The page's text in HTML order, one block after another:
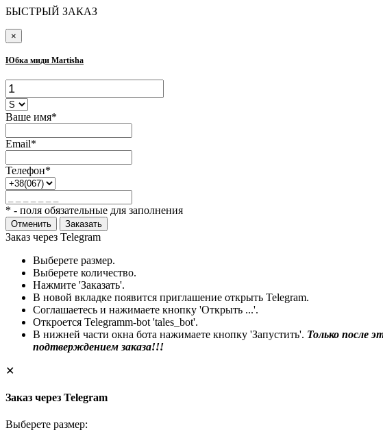
БЫСТРЫЙ ЗАКАЗ
×
Юбка миди Martisha
Ваше имя*
Email*
Телефон*
* - поля обязательные для заполнения
Отменить Заказать
Заказ через Telegram
Выберете размер.
Выберете количество.
Нажмите 'Заказать'.
В новой вкладке появится приглашение открыть Telegram.
Соглашаетесь и нажимаете кнопку 'Открыть ...'.
Откроется Telegramm-bot 'tales_bot'.
В нижней части окна бота нажимаете кнопку 'Запустить'. Только после
подтверждением заказа!!!
✕
Заказ через Telegram
Выберете размер: